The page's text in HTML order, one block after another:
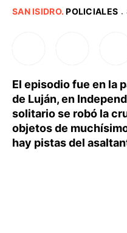
SAN ISIDRO.POLICIALES ·
El episodio fue en la
de Luján, en
solitario se robó la
objetos de
hay pistas del